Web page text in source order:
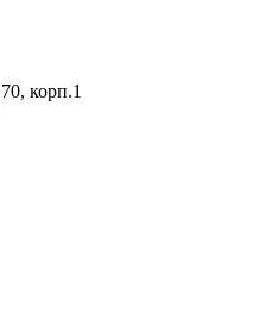
корп.1